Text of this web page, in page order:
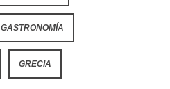
GASTRONOMÍA
GRECIA